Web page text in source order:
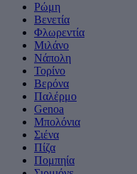
Ρώμη
Βενετία
Φλωρεντία
Μιλάνο
Νάπολη
Τορίνο
Βερόνα
Παλέρμο
Genoa
Μπολόνια
Σιένα
Πίζα
Πομπηία